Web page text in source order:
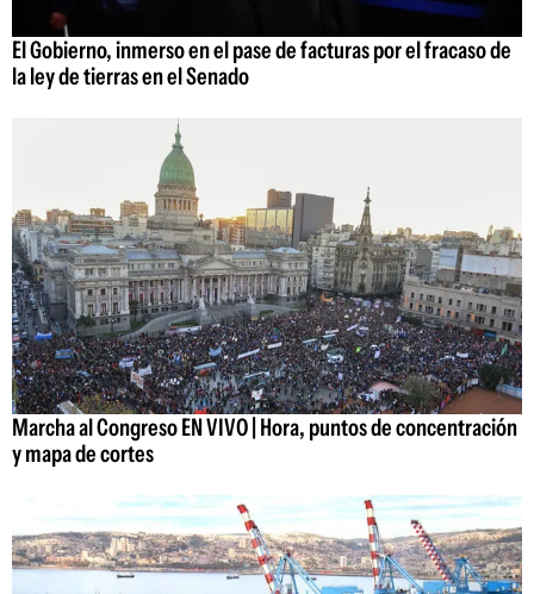
El Gobierno, inmerso en el pase de facturas por el fracaso de
la ley de tierras en el Senado
Marcha al Congreso EN VIVO | Hora, puntos de concentración
y mapa de cortes